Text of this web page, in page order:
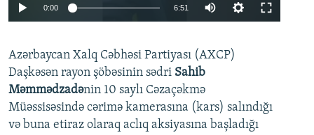
Auto 240p 360p
720p 1080p
0:00 6:51
360p
720p
1080p
Azərbaycan Xalq Cəbhəsi Partiyası (AXCP)
Daşkəsən rayon şöbəsinin sədri Sahib
Məmmədzadənin 10 saylı Cəzaçəkmə
Müəssisəsində cərimə kamerasına (kars) salındığı
və buna etiraz olaraq aclıq aksiyasına başladığı